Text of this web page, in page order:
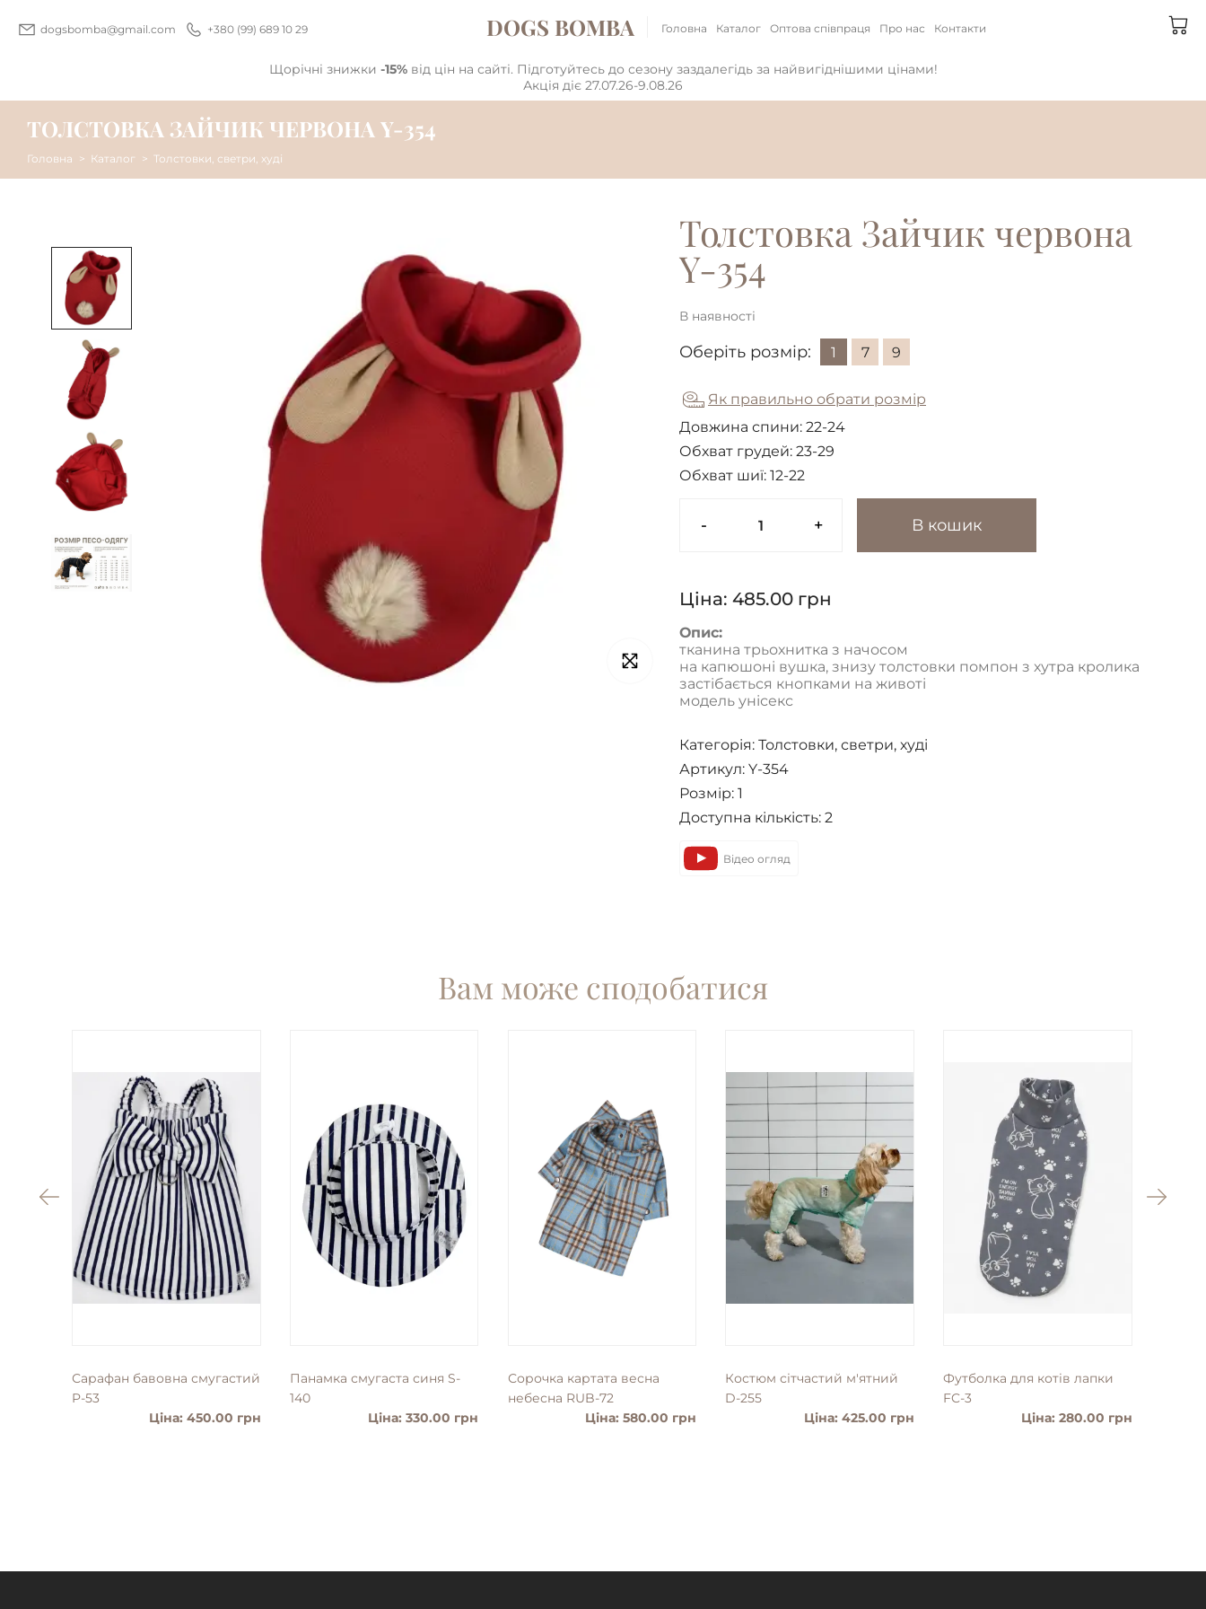
dogsbomba@gmail.com +380 (99) 689 10 29 DOGS BOMBA Головна Каталог Оптова співпраця Про нас Контакти
Щорічні знижки -15%від цін на сайті. Підготуйтесь до сезону заздалегідь за найвигіднішими цінами!
Акція діє 27.07.26-9.08.26
ТОЛСТОВКА ЗАЙЧИК ЧЕРВОНА Y-354
Головна Каталог Толстовки, светри, худі
Толстовка Зайчик червона
Y-354
В наявності
Оберіть розмір: 1 7 9
Як правильно обрати розмір
Довжина спини: 22-24
Обхват грудей: 23-29
Обхват шиї: 12-22
- + В кошик
Ціна: 485.00 грн
Опис:
тканина трьохнитка з начосом
на капюшоні вушка, знизу толстовки помпон з хутра кролика
застібається кнопками на животі
модель унісекс
Категорія: Толстовки, светри, худі
Артикул: Y-354
Розмір: 1
Доступна кількість: 2
Відео огляд
Вам може сподобатися
Сарафан бавовна смугастий
P-53
Ціна: 450.00 грн
Панамка смугаста синя S-
140
Ціна: 330.00 грн
Сорочка картата весна
небесна RUB-72
Ціна: 580.00 грн
Костюм сітчастий м'ятний
D-255
Ціна: 425.00 грн
Футболка для котiв лапки
FC-3
Ціна: 280.00 грн